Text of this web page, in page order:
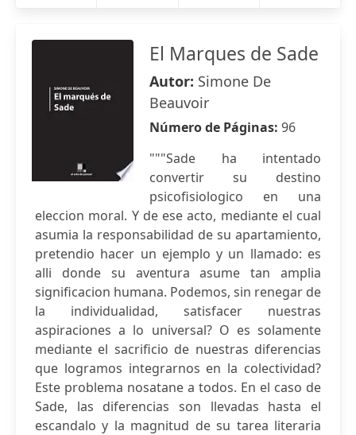
El Marques de Sade
Autor: Simone De
Beauvoir
Número de Páginas: 96
"""Sade ha intentado
convertir su destino
psicofisiologico en una
eleccion moral. Y de ese acto, mediante el cual
asumia la responsabilidad de su apartamiento,
pretendio hacer un ejemplo y un llamado: es
alli donde su aventura asume tan amplia
significacion humana. Podemos, sin renegar de
la individualidad, satisfacer nuestras
aspiraciones a lo universal? O es solamente
mediante el sacrificio de nuestras diferencias
que logramos integrarnos en la colectividad?
Este problema nosatane a todos. En el caso de
Sade, las diferencias son llevadas hasta el
escandalo y la magnitud de su tarea literaria